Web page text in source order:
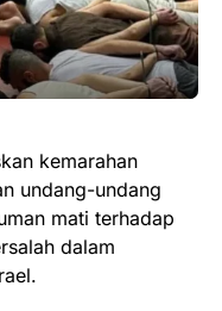
kemarahan
undang-undang
mati terhadap
dalam